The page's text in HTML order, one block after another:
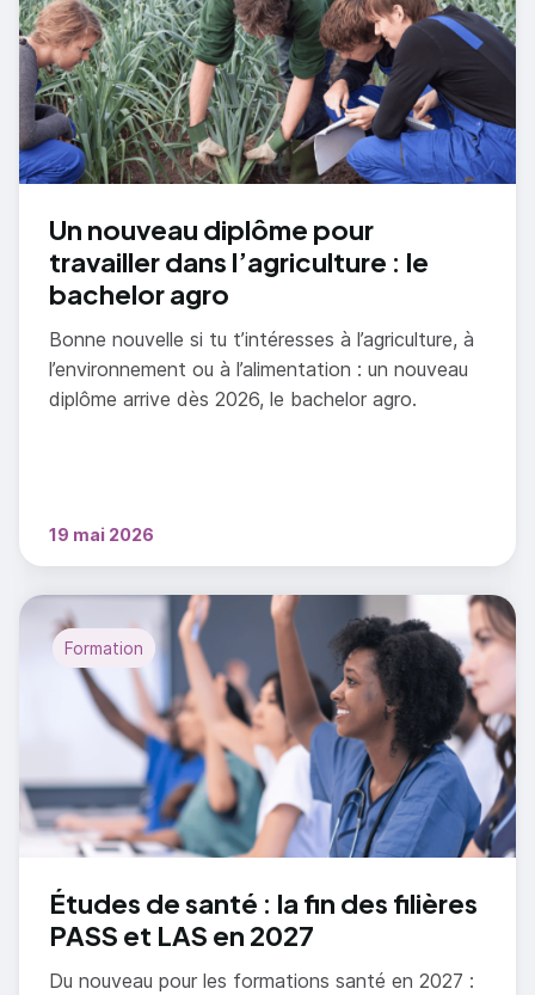
Un nouveau diplôme pour
travailler dans l’agriculture : le
bachelor agro
Bonne nouvelle si tu t’intéresses à l’agriculture, à
l’environnement ou à l’alimentation : un nouveau
diplôme arrive dès 2026, le bachelor agro.
19 mai 2026
Études de santé : la fin des filières
PASS et LAS en 2027
Du nouveau pour les formations santé en 2027 :
Formation